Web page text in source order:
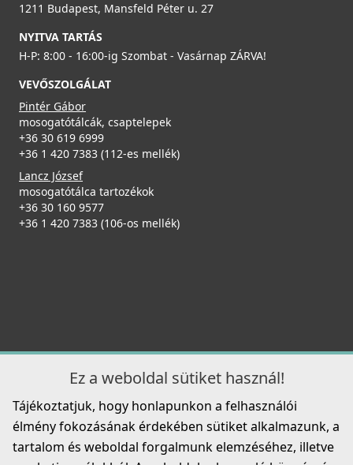
1211 Budapest, Mansfeld Péter u. 27
NYITVA TARTÁS
H-P: 8:00 - 16:00-ig Szombat - Vasárnap ZÁRVA!
VEVŐSZOLGÁLAT
Pintér Gábor
mosogatótálcák, csaptelepek
+36 30 619 6999
+36 1 420 7383 (112-es mellék)
Lancz József
mosogatótálca tartozékok
+36 30 160 9577
+36 1 420 7383 (106-os mellék)
Ez a weboldal sütiket használ!
Tájékoztatjuk, hogy honlapunkon a felhasználói
élmény fokozásának érdekében sütiket alkalmazunk, a
tartalom és weboldal forgalmunk elemzéséhez, illetve